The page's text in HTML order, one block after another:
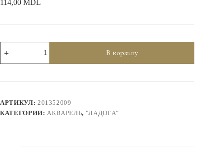
114,00 MDL
Количество
товара
Набор
6
шт
В корзину
АРТИКУЛ: 201352009
КАТЕГОРИИ: АКВАРЕЛЬ, "ЛАДОГА"